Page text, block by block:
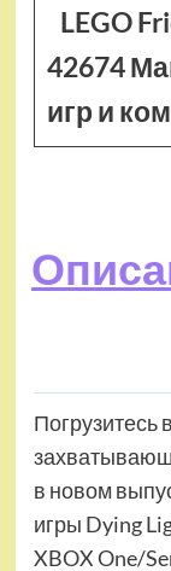
LEGO
42674
игр и
Погрузитесь
в новом
игры Dying
XBOX One/